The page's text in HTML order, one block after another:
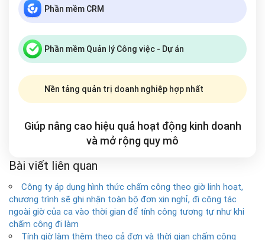
Phần mềm CRM
Phần mềm Quản lý Công việc - Dự án
Nền tảng quản trị doanh nghiệp hợp nhất
Giúp nâng cao hiệu quả hoạt động kinh doanh
và mở rộng quy mô
Bài viết liên quan
Công ty áp dụng hình thức chấm công theo giờ linh hoạt,
chương trình sẽ ghi nhận toàn bộ đơn xin nghỉ, đi công tác
ngoài giờ của ca vào thời gian để tính công tương tự như khi
chấm công đi làm
Tính giờ làm thêm theo cả đơn và thời gian chấm công